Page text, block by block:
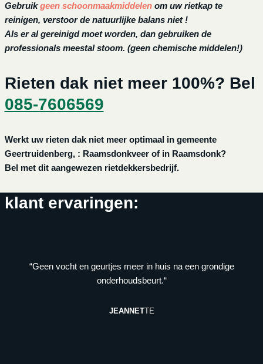
Gebruikgeen schoonmaakmiddelen om uw rietkap te
reinigen, verstoor de natuurlijke balans niet !
Als er al gereinigd moet worden, dan gebruiken de
professionals meestal stoom. (geen chemische middelen!)
Rieten dak niet meer 100%? Bel
085-7606569
Werkt uw rieten dak niet meer optimaal in gemeente
Geertruidenberg, : Raamsdonkveer of in Raamsdonk?
Bel met dit aangewezen rietdekkersbedrijf.
klant ervaringen:
“Geen vocht en geurtjes meer in huis na een grondige
onderhoudsbeurt.“
JEANNETTE